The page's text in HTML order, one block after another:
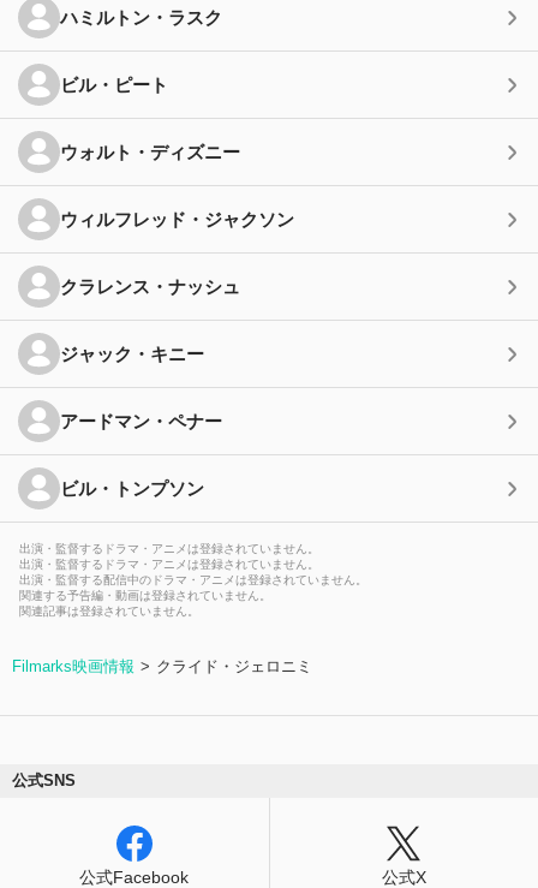
ハミルトン・ラスク
ビル・ピート
ウォルト・ディズニー
ウィルフレッド・ジャクソン
クラレンス・ナッシュ
ジャック・キニー
アードマン・ペナー
ビル・トンプソン
出演・監督するドラマ・アニメは登録されていません。
出演・監督するドラマ・アニメは登録されていません。
出演・監督する配信中のドラマ・アニメは登録されていません。
関連する予告編・動画は登録されていません。
関連記事は登録されていません。
Filmarks映画情報 クライド・ジェロニミ
公式SNS
公式Facebook 公式X